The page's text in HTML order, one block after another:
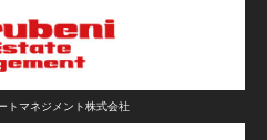
トマネジメント株式会社